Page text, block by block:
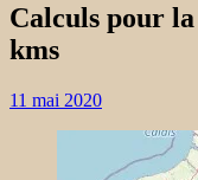
Calculs pour
kms
11 mai 2020